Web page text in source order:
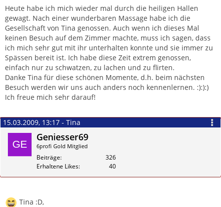
Heute habe ich mich wieder mal durch die heiligen Hallen
gewagt. Nach einer wunderbaren Massage habe ich die
Gesellschaft von Tina genossen. Auch wenn ich dieses Mal
keinen Besuch auf dem Zimmer machte, muss ich sagen, dass
ich mich sehr gut mit ihr unterhalten konnte und sie immer zu
Spässen bereit ist. Ich habe diese Zeit extrem genossen,
einfach nur zu schwatzen, zu lachen und zu flirten.
Danke Tina für diese schönen Momente, d.h. beim nächsten
Besuch werden wir uns auch anders noch kennenlernen. :):):)
Ich freue mich sehr darauf!
Zitieren
15.03.2009, 13:17 - Tina
Geniesser69
6profi Gold Mitglied
Beiträge
326
Erhaltene Likes
40
Tina :D,